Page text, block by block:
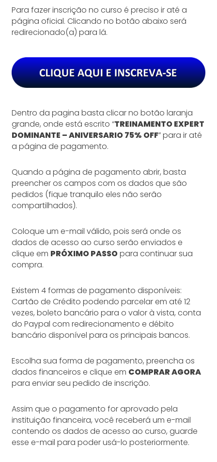
Para fazer inscrição no curso é preciso ir até a
página oficial. Clicando no botão abaixo será
redirecionado(a) para lá.
Dentro da pagina basta clicar no botão laranja
grande, onde está escrito “TREINAMENTO EXPERT
DOMINANTE – ANIVERSARIO 75% OFF” para ir até
a página de pagamento.
Quando a página de pagamento abrir, basta
preencher os campos com os dados que são
pedidos (fique tranquilo eles não serão
compartilhados).
Coloque um e-mail válido, pois será onde os
dados de acesso ao curso serão enviados e
clique em PRÓXIMO PASSOpara continuar sua
compra.
Existem 4 formas de pagamento disponíveis:
Cartão de Crédito podendo parcelar em até 12
vezes, boleto bancário para o valor à vista, conta
do Paypal com redirecionamento e débito
bancário disponível para os principais bancos.
Escolha sua forma de pagamento, preencha os
dados financeiros e clique em COMPRAR AGORA
para enviar seu pedido de inscrição.
Assim que o pagamento for aprovado pela
instituição financeira, você receberá um e-mail
contendo os dados de acesso ao curso, guarde
esse e-mail para poder usá-lo posteriormente.